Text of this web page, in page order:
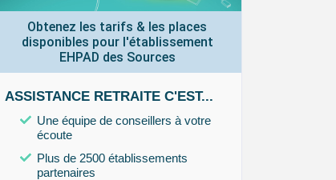
Obtenez les tarifs & les places
disponibles pour l'établissement
EHPAD des Sources
ASSISTANCE RETRAITE C'EST...
Une équipe de conseillers à votre
écoute
Plus de 2500 établissements
partenaires